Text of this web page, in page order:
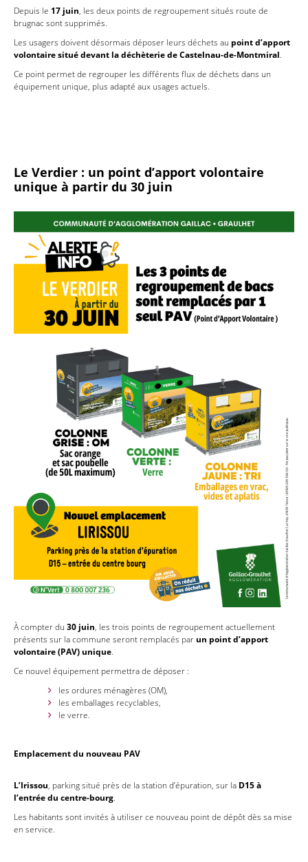
Depuis le 17 juin, les deux points de regroupement situés route de
brugnac sont supprimés.
Les usagers doivent désormais déposer leurs déchets au point d’apport
volontaire situé devant la déchèterie de Castelnau-de-Montmiral.
Ce point permet de regrouper les différents flux de déchets dans un
équipement unique, plus adapté aux usages actuels.
Le Verdier : un point d’apport volontaire
unique à partir du 30 juin
À compter du 30 juin, les trois points de regroupement actuellement
présents sur la commune seront remplacés parun point d’apport
volontaire (PAV) unique.
Ce nouvel équipement permettra de déposer :
les ordures ménagères (OM),
les emballages recyclables,
le verre.
Emplacement du nouveau PAV
L’Irissou, parking situé près de la station d’épuration, sur la D15 à
l’entrée du centre-bourg.
Les habitants sont invités à utiliser ce nouveau point de dépôt dès sa mise
en service.